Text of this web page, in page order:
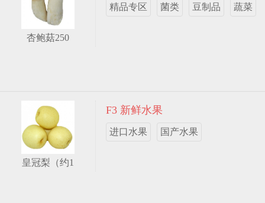
杏鲍菇250
精品专区 菌类 豆制品 蔬菜
皇冠梨（约1
F3 新鲜水果
进口水果 国产水果